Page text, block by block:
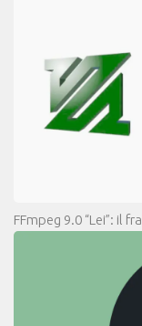
FFmpeg 9.0 “Lei”: il